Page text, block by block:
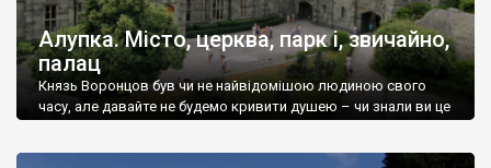
Алупка. Місто, церква, парк і, звичайно,
палац
Князь Воронцов був чи не найвідомішою людиною свого
часу, але давайте не будемо кривити душею – чи знали ви це